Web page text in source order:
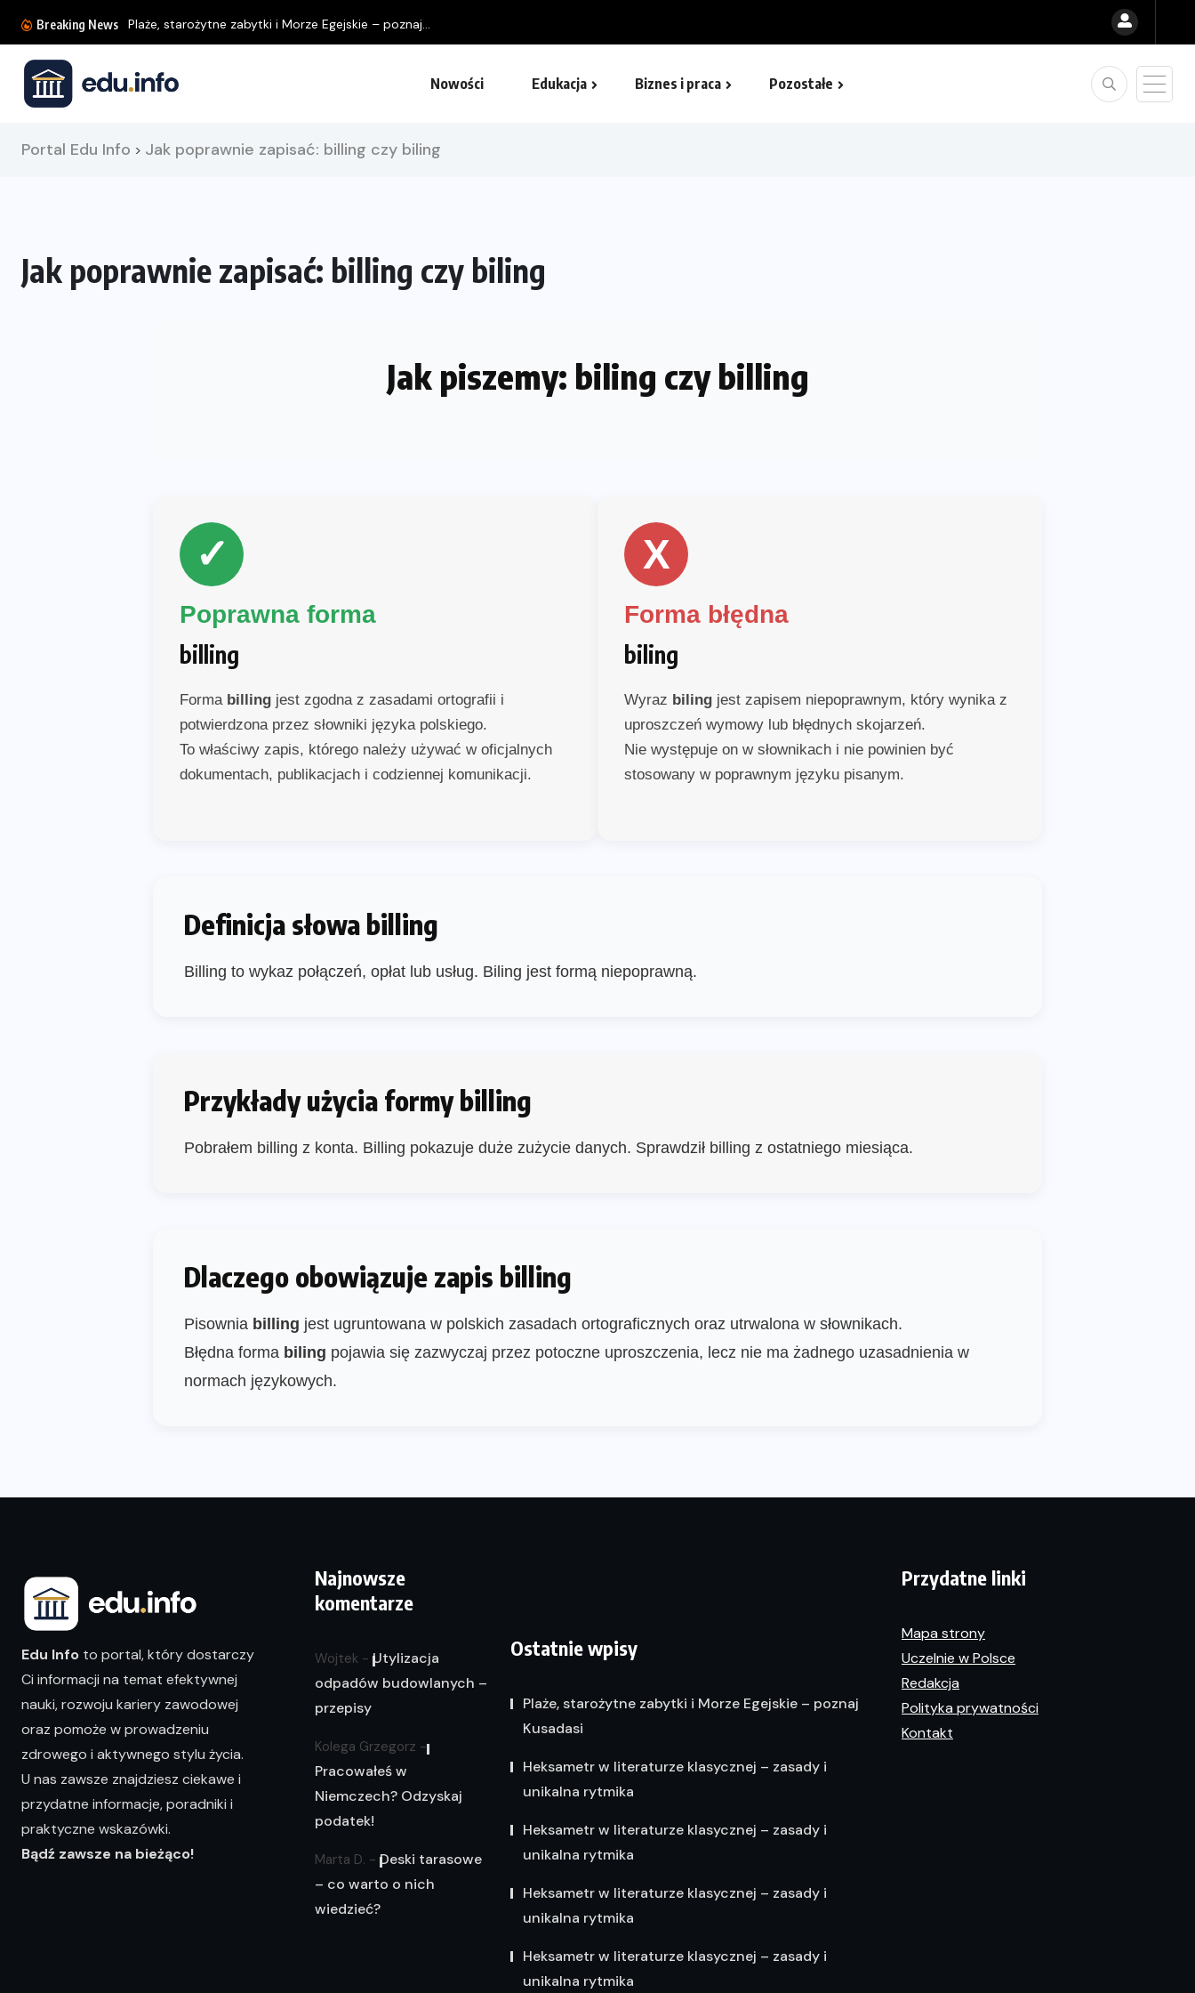
Breaking News Plaże, starożytne zabytki i Morze Egejskie – poznaj...
Nowości Edukacja Biznes i praca Pozostałe
Portal Edu Info > Jak poprawnie zapisać: billing czy biling
Jak poprawnie zapisać: billing czy biling
Jak piszemy: biling czy billing
✓
Poprawna forma
billing
Forma billing jest zgodna z zasadami ortografii i
potwierdzona przez słowniki języka polskiego.
To właściwy zapis, którego należy używać w oficjalnych
dokumentach, publikacjach i codziennej komunikacji.
X
Forma błędna
biling
Wyraz biling jest zapisem niepoprawnym, który wynika z
uproszczeń wymowy lub błędnych skojarzeń.
Nie występuje on w słownikach i nie powinien być
stosowany w poprawnym języku pisanym.
Definicja słowa billing
Billing to wykaz połączeń, opłat lub usług. Biling jest formą niepoprawną.
Przykłady użycia formy billing
Pobrałem billing z konta. Billing pokazuje duże zużycie danych. Sprawdził billing z ostatniego miesiąca.
Dlaczego obowiązuje zapis billing
Pisownia billing jest ugruntowana w polskich zasadach ortograficznych oraz utrwalona w słownikach.
Błędna forma biling pojawia się zazwyczaj przez potoczne uproszczenia, lecz nie ma żadnego uzasadnienia w
normach językowych.
Edu Info to portal, który dostarczy
Ci informacji na temat efektywnej
nauki, rozwoju kariery zawodowej
oraz pomoże w prowadzeniu
zdrowego i aktywnego stylu życia.
U nas zawsze znajdziesz ciekawe i
przydatne informacje, poradniki i
praktyczne wskazówki.
Bądź zawsze na bieżąco!
Najnowsze
komentarze
Wojtek - Utylizacja
odpadów budowlanych –
przepisy
Kolega Grzegorz -
Pracowałeś w
Niemczech? Odzyskaj
podatek!
Marta D. - Deski tarasowe
– co warto o nich
wiedzieć?
Ostatnie wpisy
Plaże, starożytne zabytki i Morze Egejskie – poznaj
Kusadasi
Heksametr w literaturze klasycznej – zasady i
unikalna rytmika
Heksametr w literaturze klasycznej – zasady i
unikalna rytmika
Heksametr w literaturze klasycznej – zasady i
unikalna rytmika
Heksametr w literaturze klasycznej – zasady i
unikalna rytmika
Przydatne linki
Mapa strony
Uczelnie w Polsce
Redakcja
Polityka prywatności
Kontakt